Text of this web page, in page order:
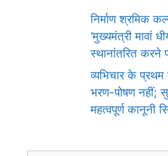
निर्माण श्रमिक
‘मुख्यमंत्री मावां
स्थानांतरित करने
व्यभिचार के प्रथम
भरण-पोषण नहीं;
महत्वपूर्ण कानूनी